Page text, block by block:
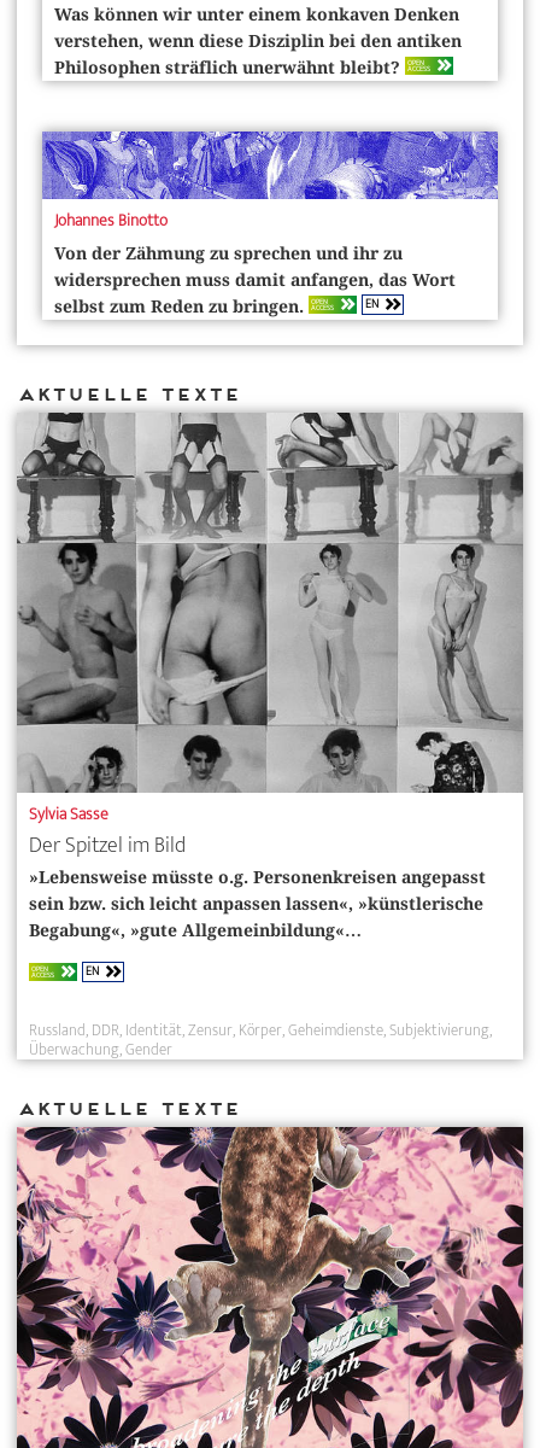
Was können wir unter einem konkaven Denken
verstehen, wenn diese Disziplin bei den antiken
Philosophen sträflich unerwähnt bleibt?
OPEN
ACCESS
Johannes Binotto
Von der Zähmung zu sprechen und ihr zu
widersprechen muss damit anfangen, das Wort
selbst zum Reden zu bringen. OPEN
ACCESS EN
Aktuelle Texte
Sylvia Sasse
Der Spitzel im Bild
»Lebensweise müsste o.g. Personenkreisen angepasst
sein bzw. sich leicht anpassen lassen«, »künstlerische
Begabung«, »gute Allgemeinbildung«…
OPEN
ACCESS EN
Russland DDR Identität Zensur Körper Geheimdienste Subjektivierung
Überwachung Gender
Aktuelle Texte